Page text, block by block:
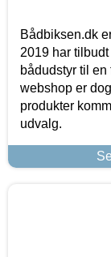
Bådbiksen.dk
2019 har
bådudstyr til
webshop er
produkter
udvalg.